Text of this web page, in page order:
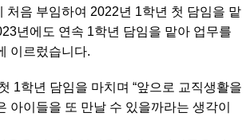
처음 부임하여 2022년 1학년 첫 담임을 맡
년에도 연속 1학년 담임을 맡아 업무를
이르렀습니다.
1학년 담임을 마치며 “앞으로 교직생활을
아이들을 또 만날 수 있을까라는 생각이